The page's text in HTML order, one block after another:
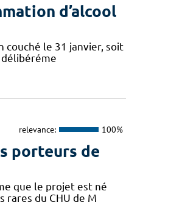
d’alcool
couché le 31 janvier, soit
délibéréme
relevance: 100%
porteurs de
que le projet est né
du CHU de M